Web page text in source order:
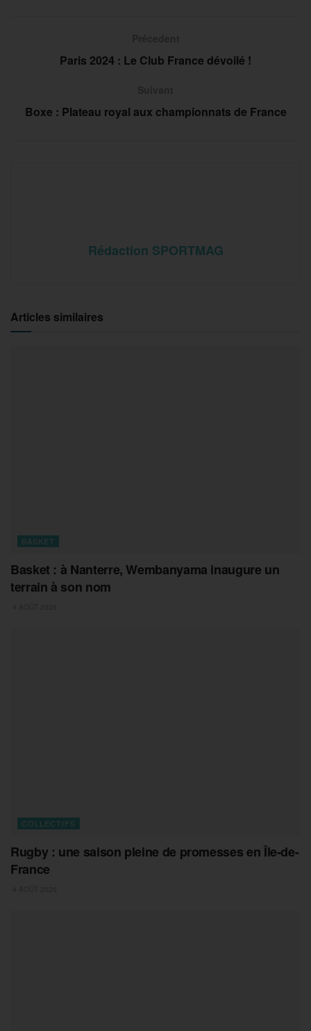
Paris 2024 : Le Club France dévoilé !
Boxe : Plateau royal aux championnats de France
Rédaction SPORTMAG
Articles similaires
BASKET
Basket : à Nanterre, Wembanyama inaugure un
terrain à son nom
COLLECTIFS
Rugby : une saison pleine de promesses en Île-de-
France